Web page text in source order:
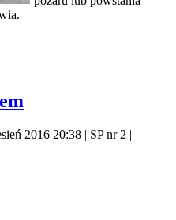
2016 20:38 | SP nr 2 |